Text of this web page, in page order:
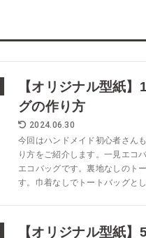
【オリジナル型紙
グの作り方
2024.06.30
今回はハンドメイド初心者さん
り方をご紹介します。一見エコ
エコバッグです。裏地なしのト
す。巾着なしでトートバッグとし
【オリジナル型紙